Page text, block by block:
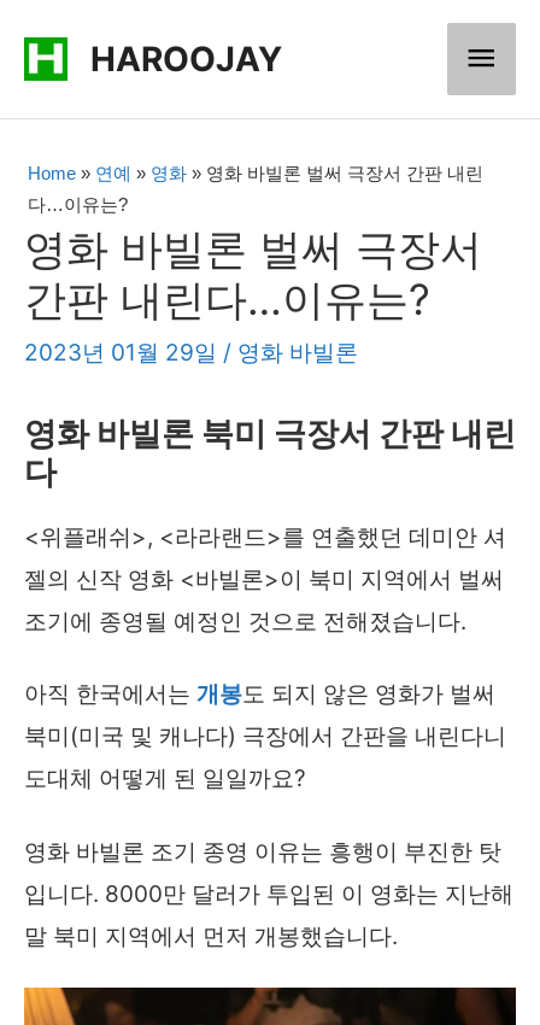
HAROOJAY
메
인
메
뉴
Home » 연예 » 영화 » 영화 바빌론 벌써 극장서 간판 내린
다…이유는?
영화 바빌론 벌써 극장서
간판 내린다…이유는?
2023년 01월 29일 / 영화 바빌론
영화 바빌론 북미 극장서 간판 내린
다
<위플래쉬>, <라라랜드>를 연출했던 데미안 셔
젤의 신작 영화 <바빌론>이 북미 지역에서 벌써
조기에 종영될 예정인 것으로 전해졌습니다.
아직 한국에서는 개봉도 되지 않은 영화가 벌써
북미(미국 및 캐나다) 극장에서 간판을 내린다니
도대체 어떻게 된 일일까요?
영화 바빌론 조기 종영 이유는 흥행이 부진한 탓
입니다. 8000만 달러가 투입된 이 영화는 지난해
말 북미 지역에서 먼저 개봉했습니다.